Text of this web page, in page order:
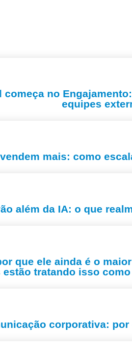
no
equipes
mais: como
além da IA: o que
que ele ainda é o
estão tratando isso
corporativa: